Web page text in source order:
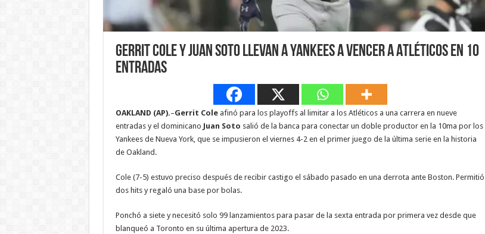
Gerrit Cole y Juan Soto llevan a Yankees a vencer a Atléticos en 10
entradas
OAKLAND (AP).–Gerrit Coleafinó para los playoffs al limitar a los Atléticos a una carrera en nueve
entradas y el dominicano Juan Soto salió de la banca para conectar un doble productor en la 10ma por los
Yankees de Nueva York, que se impusieron el viernes 4-2 en el primer juego de la última serie en la historia
de Oakland.
Cole (7-5) estuvo preciso después de recibir castigo el sábado pasado en una derrota ante Boston. Permitió
dos hits y regaló una base por bolas.
Ponchó a siete y necesitó solo 99 lanzamientos para pasar de la sexta entrada por primera vez desde que
blanqueó a Toronto en su última apertura de 2023.